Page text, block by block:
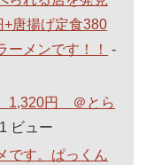
+唐揚げ定食380
ーメンです！！
-
1,320円 ＠とら
ビュー
です。ぱっくん